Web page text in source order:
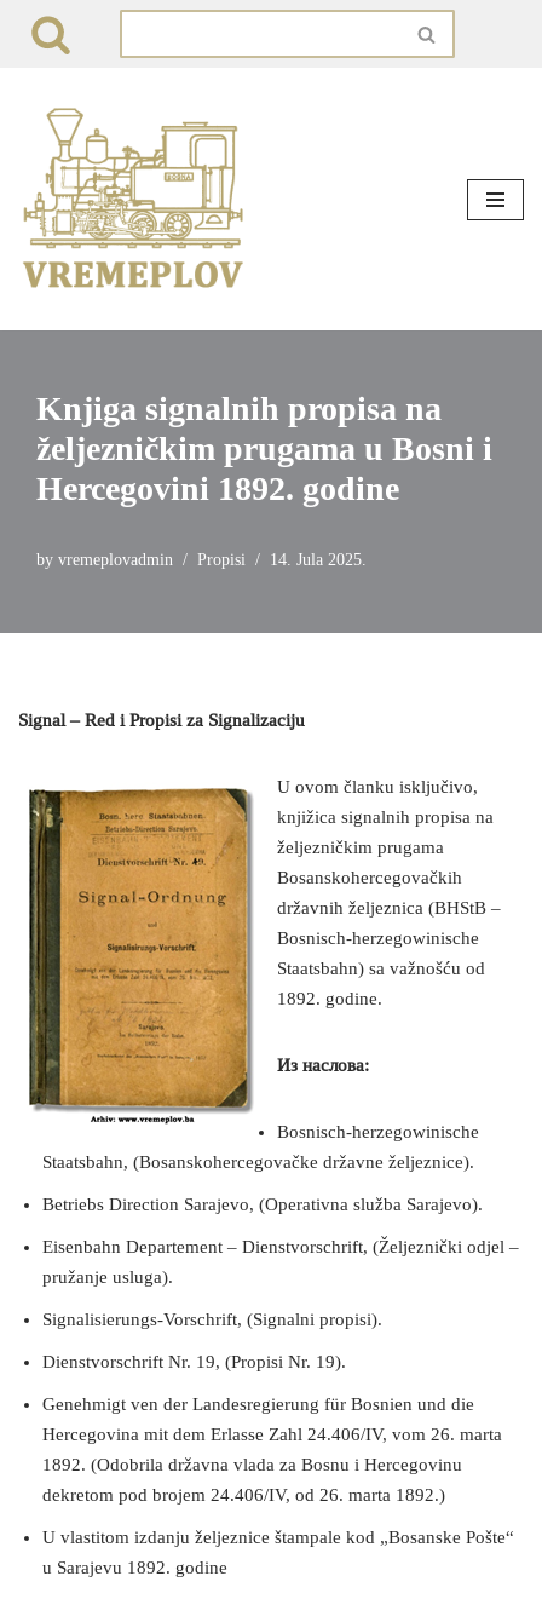
content
Knjiga signalnih propisa na
željezničkim prugama u Bosni i
Hercegovini 1892. godine
by vremeplovadmin Propisi 14. Jula 2025.
Signal – Red i Propisi za Signalizaciju
U ovom članku isključivo,
knjižica signalnih propisa na
željezničkim prugama
Bosanskohercegovačkih
državnih željeznica (BHStB –
Bosnisch-herzegowinische
Staatsbahn) sa važnošću od
1892. godine.
Из наслова:
Bosnisch-herzegowinische
Staatsbahn, (Bosanskohercegovačke državne željeznice).
Betriebs Direction Sarajevo, (Operativna služba Sarajevo).
Eisenbahn Departement – Dienstvorschrift, (Željeznički odjel –
pružanje usluga).
Signalisierungs-Vorschrift, (Signalni propisi).
Dienstvorschrift Nr. 19, (Propisi Nr. 19).
Genehmigt ven der Landesregierung für Bosnien und die
Hercegovina mit dem Erlasse Zahl 24.406/IV, vom 26. marta
1892. (Odobrila državna vlada za Bosnu i Hercegovinu
dekretom pod brojem 24.406/IV, od 26. marta 1892.)
U vlastitom izdanju željeznice štampale kod „Bosanske Pošte“
u Sarajevu 1892. godine